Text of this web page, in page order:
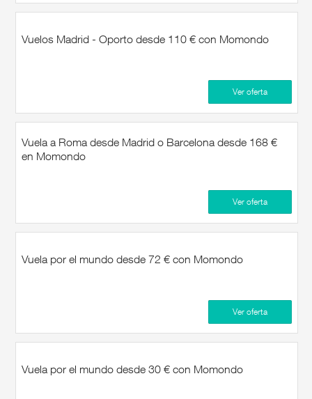
Vuelos Madrid - Oporto desde 110 € con Momondo
Ver oferta
Vuela a Roma desde Madrid o Barcelona desde 168 €
en Momondo
Ver oferta
Vuela por el mundo desde 72 € con Momondo
Ver oferta
Vuela por el mundo desde 30 € con Momondo